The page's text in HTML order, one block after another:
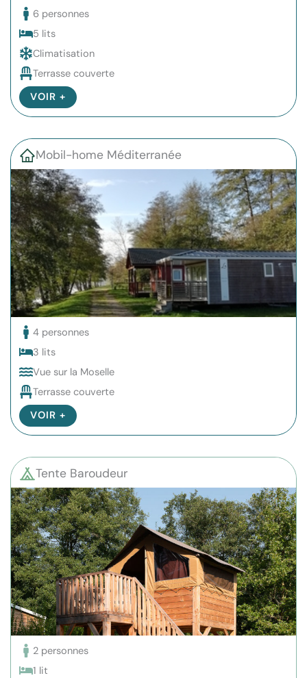
6 personnes
5 lits
Climatisation
Terrasse couverte
VOIR +
Mobil-home Méditerranée
4 personnes
3 lits
Vue sur la Moselle
Terrasse couverte
VOIR +
Tente Baroudeur
2 personnes
1 lit